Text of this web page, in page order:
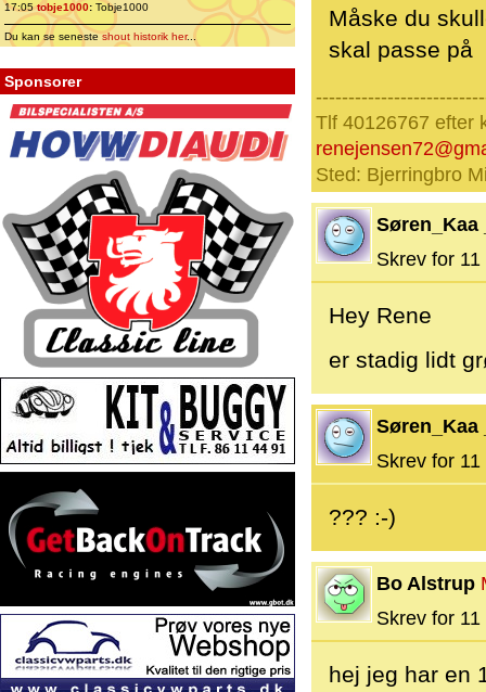
17:05tobje1000: Tobje1000
Du kan se senesteshout historik her...
Sponsorer
Måske du
skal passe på
Tlf 40126767 efter
Sted: Bjerringbro
Søren_Kaa
Skrev for
Hey Rene
er stadig lidt
Søren_Kaa
Skrev for
??? :-)
Bo Alstrup
Skrev for
hej jeg har en